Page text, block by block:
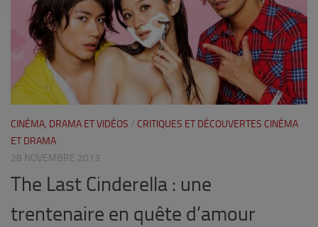
CINÉMA, DRAMA ET VIDÉOS / CRITIQUES ET DÉCOUVERTES CINÉMA
ET DRAMA
28 NOVEMBRE 2013
The Last Cinderella : une
trentenaire en quête d’amour